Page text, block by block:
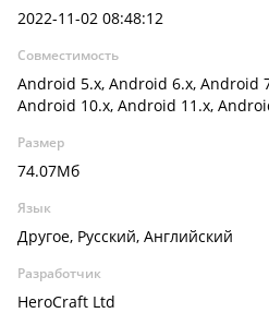
2022-11-02 08:48:12
Совместимость
Android 5.x, Android 6.x, Android
Android 10.x, Android 11.x,
Размер
74.07Мб
Язык
Другое, Русский, Английский
Разработчик
HeroCraft Ltd